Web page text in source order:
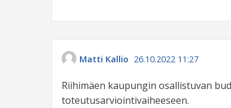
Matti Kallio 26.10.2022 11:27
Riihimäen kaupungin osallistuvan
toteutusarviointivaiheeseen.